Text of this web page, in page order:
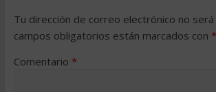
Tu dirección de correo electrónico no será
campos obligatorios están marcados con *
Comentario *